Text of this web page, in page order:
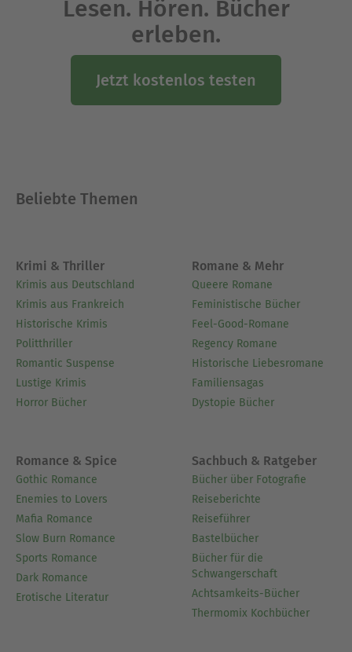
Lesen. Hören. Bücher
erleben.
Jetzt kostenlos testen
Beliebte Themen
Krimi & Thriller
Krimis aus Deutschland
Krimis aus Frankreich
Historische Krimis
Politthriller
Romantic Suspense
Lustige Krimis
Horror Bücher
Romane & Mehr
Queere Romane
Feministische Bücher
Feel-Good-Romane
Regency Romane
Historische Liebesromane
Familiensagas
Dystopie Bücher
Romance & Spice
Gothic Romance
Enemies to Lovers
Mafia Romance
Slow Burn Romance
Sports Romance
Dark Romance
Erotische Literatur
Sachbuch & Ratgeber
Bücher über Fotografie
Reiseberichte
Reiseführer
Bastelbücher
Bücher für die
Schwangerschaft
Achtsamkeits-Bücher
Thermomix Kochbücher